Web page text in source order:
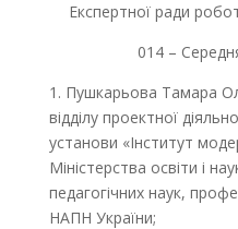
Експертної ради
014 –
1. Пушкарьова Тамара
відділу проектної
установи «Інститут
Міністерства освіти і
педагогічних наук,
НАПН України;